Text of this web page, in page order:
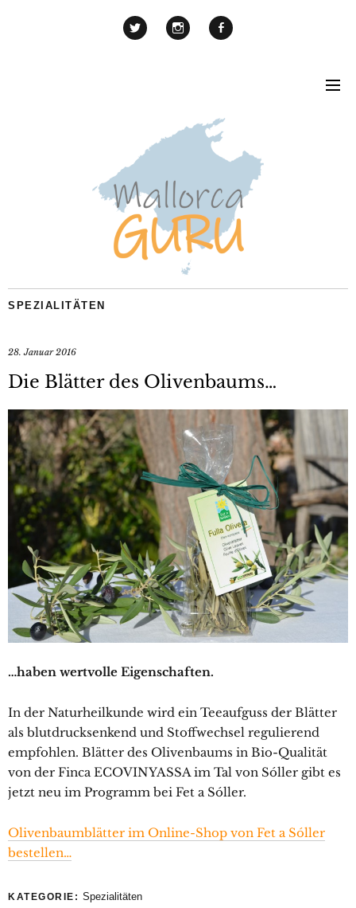
SPEZIALITÄTEN
28. Januar 2016
Die Blätter des Olivenbaums…
…haben wertvolle Eigenschaften.
In der Naturheilkunde wird ein Teeaufguss der Blätter
als blutdrucksenkend und Stoffwechsel regulierend
empfohlen. Blätter des Olivenbaums in Bio-Qualität
von der Finca ECOVINYASSA im Tal von Sóller gibt es
jetzt neu im Programm bei Fet a Sóller.
Olivenbaumblätter im Online-Shop von Fet a Sóller
bestellen…
KATEGORIE: Spezialitäten